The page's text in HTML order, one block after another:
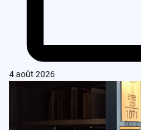
4 août 2026